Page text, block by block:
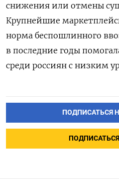
снижения или отмены
Крупнейшие
норма беспошлинного
в последние годы
среди россиян с низким
ПОДПИСАТЬСЯ
ПОДПИСАТЬСЯ